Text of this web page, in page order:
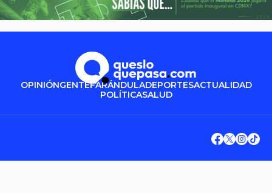
OPINIÓNGENTEFARÁNDULADEPORTESACTUALIDAD
POLÍTICASALUD